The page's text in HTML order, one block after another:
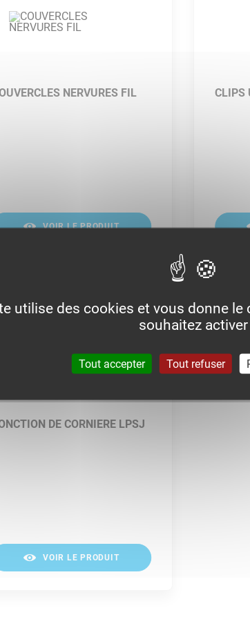
NERVURES FIL
VOIR LE PRODUIT
CLIPS
DE CORNIERE LPSJ
VOIR LE PRODUIT
utilise des cookies et vous donne
souhaitez activer
Tout accepter Tout refuser